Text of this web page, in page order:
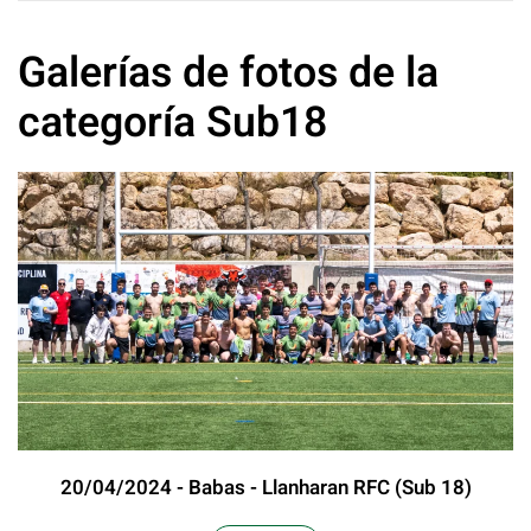
Galerías de fotos de la
categoría Sub18
20/04/2024 - Babas - Llanharan RFC (Sub 18)